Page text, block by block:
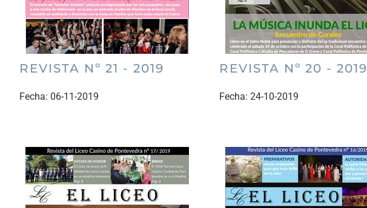
REVISTA Nº 21 - 2019
Fecha: 06-11-2019
REVISTA Nº 20 - 2019
Fecha: 24-10-2019